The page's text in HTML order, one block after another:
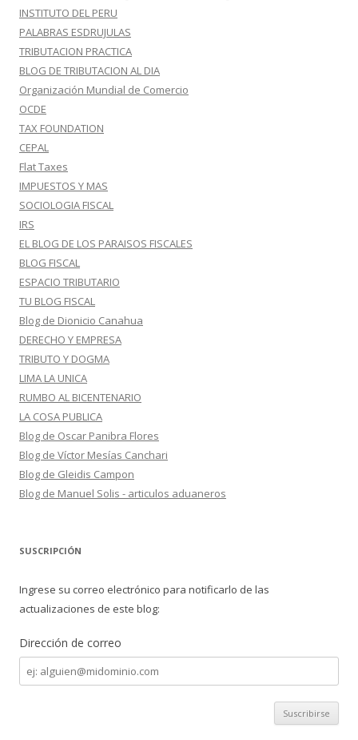
INSTITUTO DEL PERU
PALABRAS ESDRUJULAS
TRIBUTACION PRACTICA
BLOG DE TRIBUTACION AL DIA
Organización Mundial de Comercio
OCDE
TAX FOUNDATION
CEPAL
Flat Taxes
IMPUESTOS Y MAS
SOCIOLOGIA FISCAL
IRS
EL BLOG DE LOS PARAISOS FISCALES
BLOG FISCAL
ESPACIO TRIBUTARIO
TU BLOG FISCAL
Blog de Dionicio Canahua
DERECHO Y EMPRESA
TRIBUTO Y DOGMA
LIMA LA UNICA
RUMBO AL BICENTENARIO
LA COSA PUBLICA
Blog de Oscar Panibra Flores
Blog de Víctor Mesías Canchari
Blog de Gleidis Campon
Blog de Manuel Solis - articulos aduaneros
SUSCRIPCIÓN
Ingrese su correo electrónico para notificarlo de las
actualizaciones de este blog:
Dirección de correo
Dirección
de
correo